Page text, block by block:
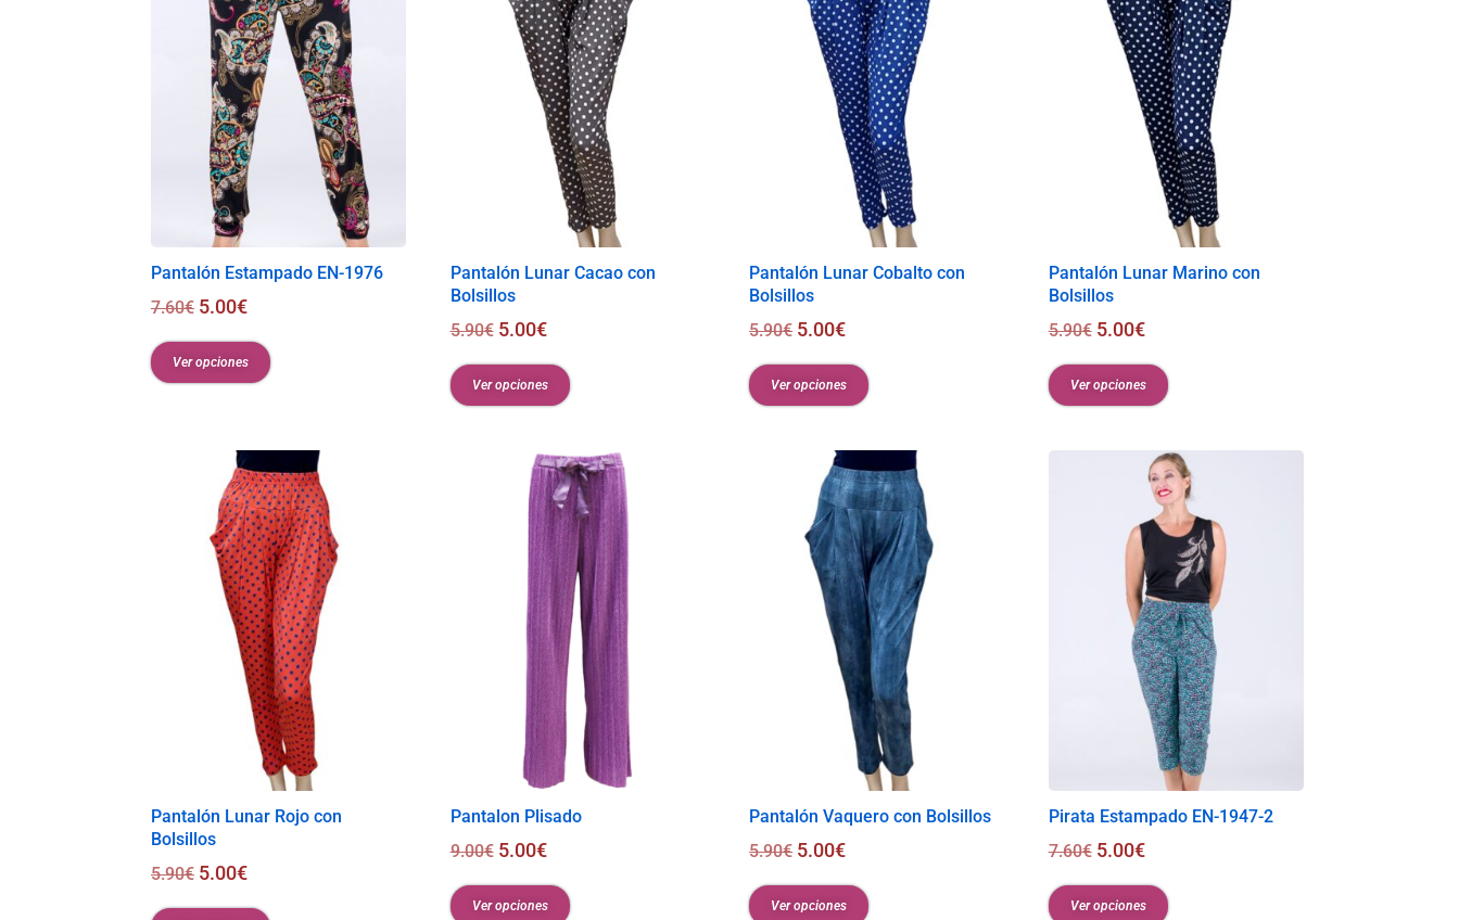
Pantalón Estampado EN-1976
7.60€ 5.00€
Ver opciones
Pantalón Lunar Cacao con
Bolsillos
5.90€ 5.00€
Ver opciones
Pantalón Lunar Cobalto con
Bolsillos
5.90€ 5.00€
Ver opciones
Pantalón Lunar Marino con
Bolsillos
5.90€ 5.00€
Ver opciones
Pantalón Lunar Rojo con
Bolsillos
5.90€ 5.00€
Pantalon Plisado
9.00€ 5.00€
Ver opciones
Pantalón Vaquero con Bolsillos
5.90€ 5.00€
Ver opciones
Pirata Estampado EN-1947-2
7.60€ 5.00€
Ver opciones